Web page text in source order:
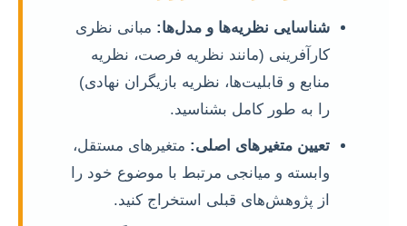
شناسایی نظریه‌ها و مدل‌ها: مبانی نظری
کارآفرینی (مانند نظریه فرصت، نظریه
منابع و قابلیت‌ها، نظریه بازیگران نهادی)
را به طور کامل بشناسید.
تعیین متغیرهای اصلی: متغیرهای مستقل،
وابسته و میانجی مرتبط با موضوع خود را
از پژوهش‌های قبلی استخراج کنید.